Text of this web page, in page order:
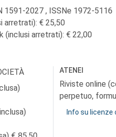
1591-2027 , ISSNe 1972-5116
arretrati): € 25,50
(inclusi arretrati): € 22,00
ATENEI
Riviste online
perpetuo,
Info su licenze